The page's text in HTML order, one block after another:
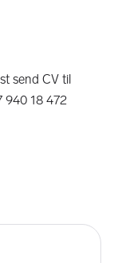
send CV til
940 18 472